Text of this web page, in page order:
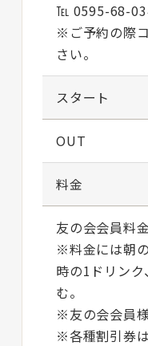
℡ 0595-68-
※ご予約の際
さい。
スタート
OUT
料金
友の会会員料
※料金には朝
時の1ドリン
む。
※友の会会員
※各種割引券